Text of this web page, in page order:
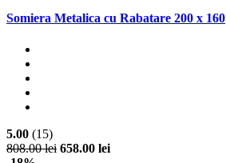
Somiera Metalica cu Rabatare 200 x 160
5.00 (15)
808.00 lei 658.00 lei